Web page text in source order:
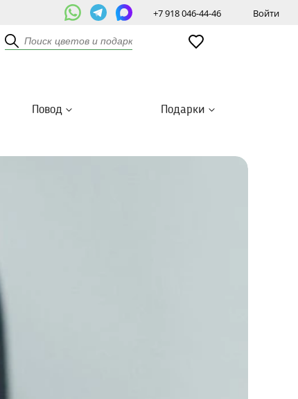
+7 918 046-44-46 Войти
Повод Подарки